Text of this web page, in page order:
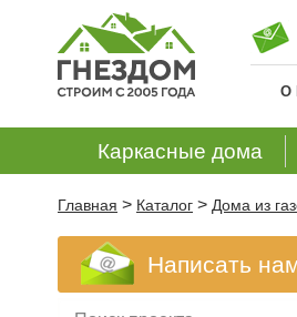
О
Каркасные дома
Главная > Каталог > Дома из
Написать